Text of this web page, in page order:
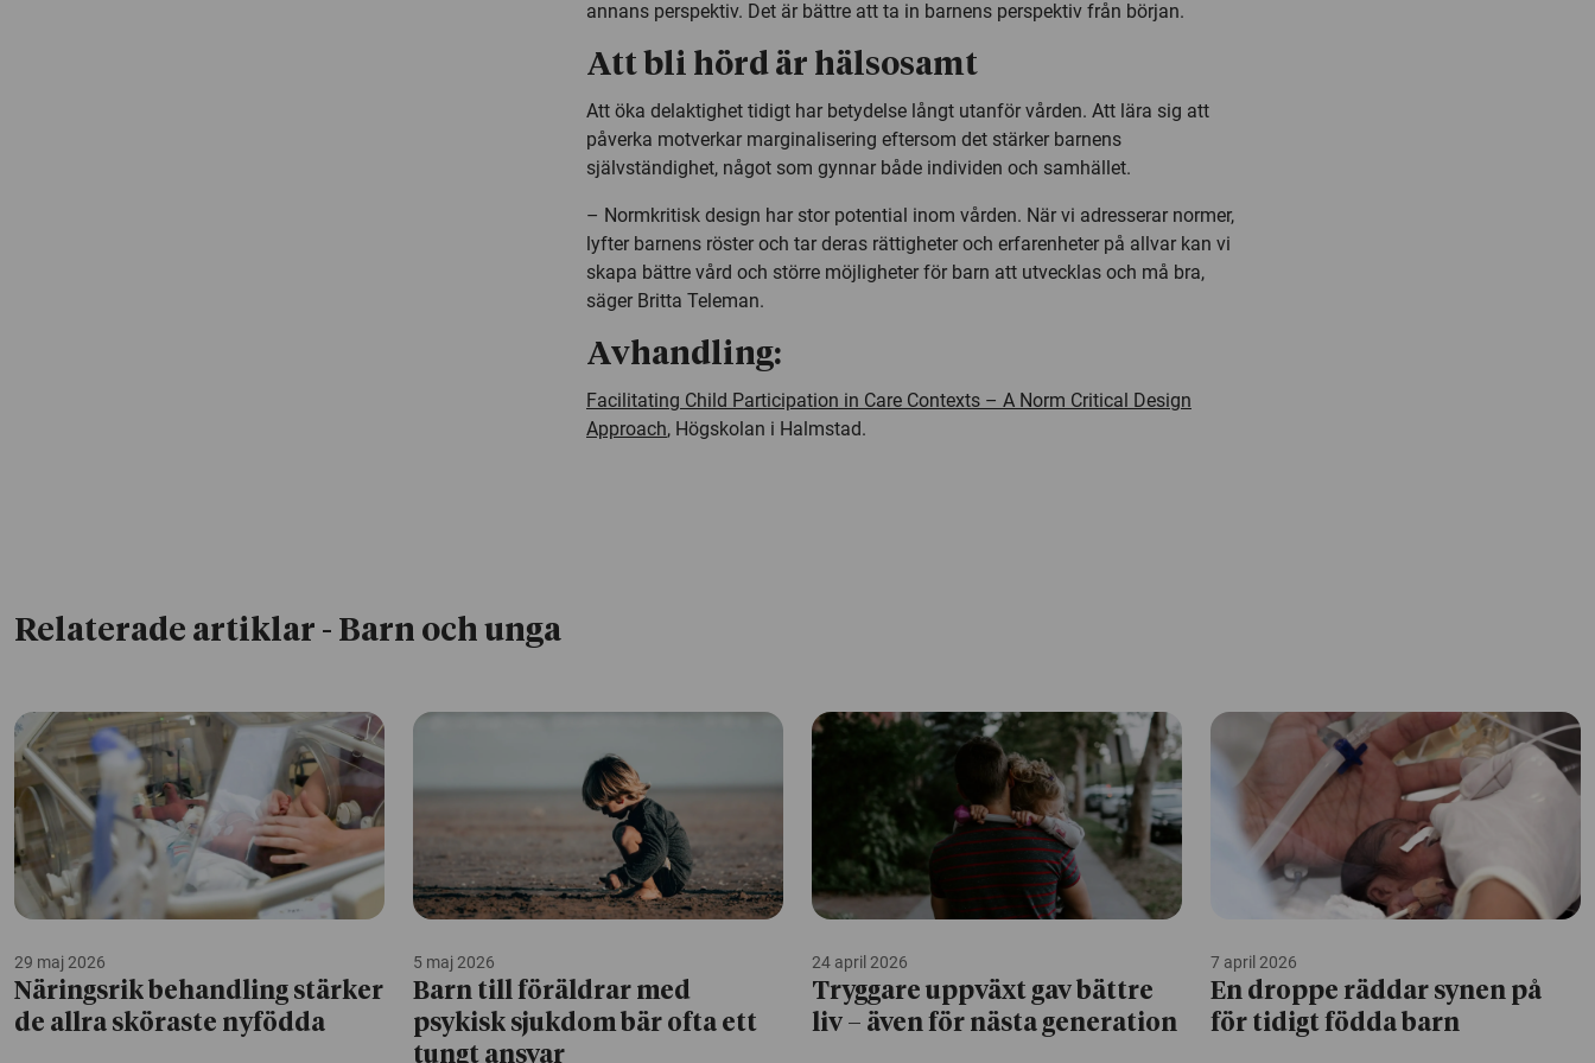
annans perspektiv. Det är bättre att ta in barnens perspektiv från början.
Att bli hörd är hälsosamt
Att öka delaktighet tidigt har betydelse långt utanför vården. Att lära sig att
påverka motverkar marginalisering eftersom det stärker barnens
självständighet, något som gynnar både individen och samhället.
– Normkritisk design har stor potential inom vården. När vi adresserar normer,
lyfter barnens röster och tar deras rättigheter och erfarenheter på allvar kan vi
skapa bättre vård och större möjligheter för barn att utvecklas och må bra,
säger Britta Teleman.
Avhandling:
Facilitating Child Participation in Care Contexts – A Norm Critical Design
Approach, Högskolan i Halmstad.
Relaterade artiklar - Barn och unga
29 maj 2026
Näringsrik behandling stärker
de allra sköraste nyfödda
5 maj 2026
Barn till föräldrar med
psykisk sjukdom bär ofta ett
tungt ansvar
24 april 2026
Tryggare uppväxt gav bättre
liv – även för nästa generation
7 april 2026
En droppe räddar synen på
för tidigt födda barn